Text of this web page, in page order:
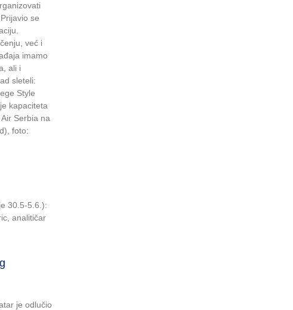
se
već i
imamo
ali i
sleteli:
Style
kapaciteta
Serbia na
foto:
30.5-5.6.):
analitičar
je odlučio